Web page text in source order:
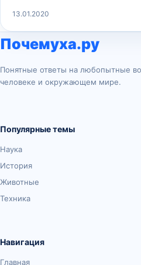
13.01.2020
Почемуха.ру
Понятные ответы на любопытные
человеке и окружающем мире.
Популярные темы
Наука
История
Животные
Техника
Навигация
Главная